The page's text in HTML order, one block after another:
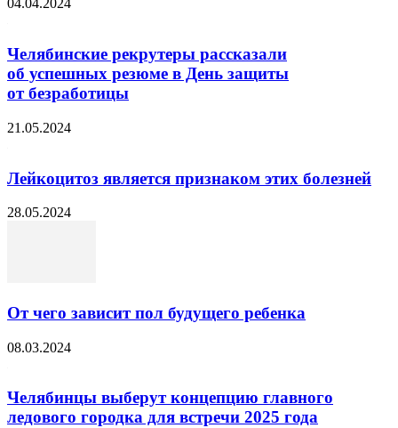
04.04.2024
Челябинские рекрутеры рассказали
об успешных резюме в День защиты
от безработицы
21.05.2024
Лейкоцитоз является признаком этих болезней
28.05.2024
От чего зависит пол будущего ребенка
08.03.2024
Челябинцы выберут концепцию главного
ледового городка для встречи 2025 года